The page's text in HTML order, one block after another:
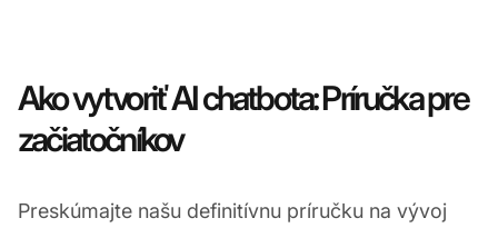
Ako vytvoriť AI chatbota: Príručka pre
začiatočníkov
Preskúmajte našu definitívnu príručku na vývoj